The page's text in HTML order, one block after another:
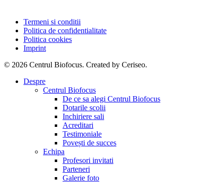
Termeni si conditii
Politica de confidentialitate
Politica cookies
Imprint
© 2026 Centrul Biofocus. Created by Ceriseo.
Close
Despre
Centrul Biofocus
De ce sa alegi Centrul Biofocus
Dotarile scolii
Inchiriere sali
Acreditari
Testimoniale
Povești de succes
Echipa
Profesori invitati
Parteneri
Galerie foto